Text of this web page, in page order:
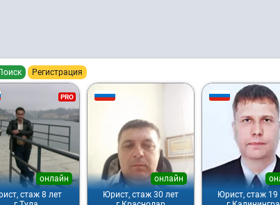
Регистрация
PRO
стаж 8 лет
онлайн
Юрист, стаж 30 лет
онлайн
Юрист, стаж 19